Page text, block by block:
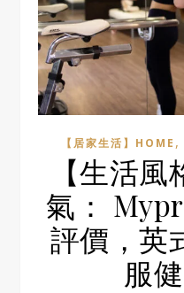
【居家生活】HOME ,
【生活
氣：
評價，英
服